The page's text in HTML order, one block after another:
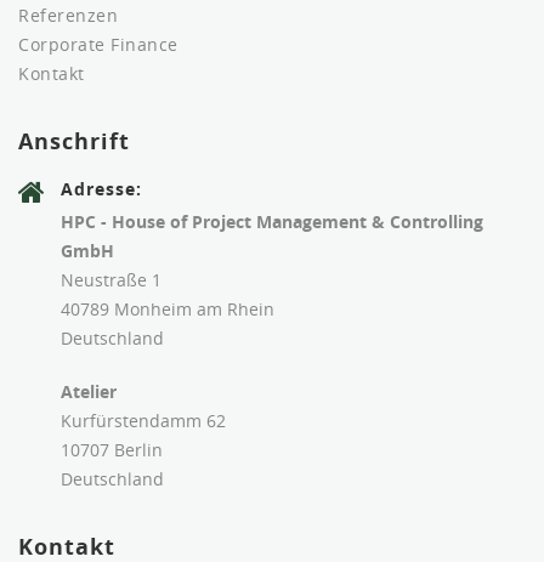
Referenzen
Corporate Finance
Kontakt
Anschrift
Adresse:
HPC - House of Project Management & Controlling
GmbH
Neustraße 1
40789 Monheim am Rhein
Deutschland
Atelier
Kurfürstendamm 62
10707 Berlin
Deutschland
Kontakt